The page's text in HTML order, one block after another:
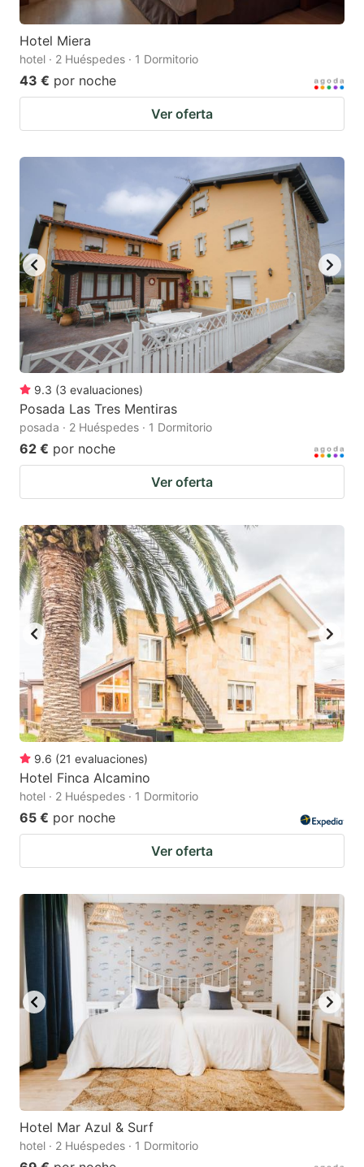
for
changing
dates.
for
Hotel Miera
hotel · 2 Huéspedes · 1 Dormitorio
43 € por noche
Ver oferta
9.3 (3 evaluaciones)
Posada Las Tres Mentiras
posada · 2 Huéspedes · 1 Dormitorio
62 € por noche
Ver oferta
9.6 (21 evaluaciones)
Hotel Finca Alcamino
hotel · 2 Huéspedes · 1 Dormitorio
65 € por noche
Ver oferta
Hotel Mar Azul & Surf
hotel · 2 Huéspedes · 1 Dormitorio